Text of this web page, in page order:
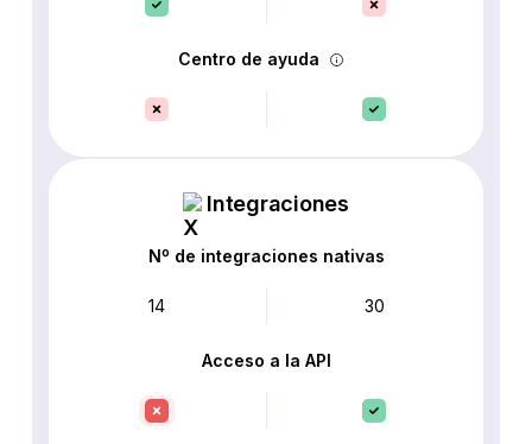
Centro de ayuda
Integraciones
Nº de integraciones nativas
14 30
Acceso a la API